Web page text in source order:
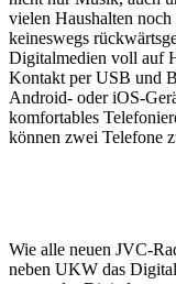
vielen Haushalten
keineswegs
Digitalmedien voll auf
Kontakt per USB und
Android- oder iOS-
komfortables
können zwei Telefone
Wie alle neuen JVC-
neben UKW das